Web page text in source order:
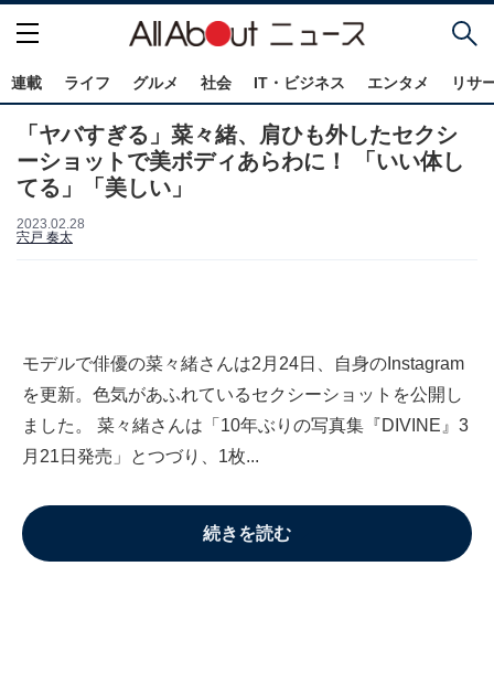
連載 ライフ グルメ 社会 IT・ビジネス エンタメ リサ
「ヤバすぎる」菜々緒、肩ひも外したセクシ
ーショットで美ボディあらわに！ 「いい体し
てる」「美しい」
2023.02.28
宍戸 奏太
モデルで俳優の菜々緒さんは2月24日、自身のInstagram
を更新。色気があふれているセクシーショットを公開し
ました。 菜々緒さんは「10年ぶりの写真集『DIVINE』3
月21日発売」とつづり、1枚...
続きを読む